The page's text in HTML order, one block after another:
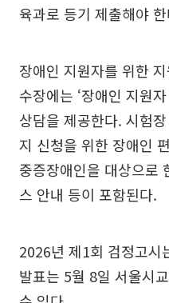
육과로 등기 제출해야
장애인 지원자를 위한
수장에는 ‘장애인 지원
상담을 제공한다. 시험
지 신청을 위한 장애인
중증장애인을 대상으로
스 안내 등이 포함된다.
2026년 제1회 검정고시
발표는 5월 8일 서울시